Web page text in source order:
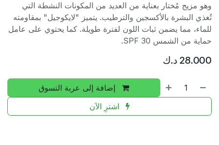
وهو مزيج مُختار بعناية من العديد من المكونات النشطة التي
تُغذي البشرة بالأكسجين والترطيب. يتميز "لايكوجيل" بمقاومته
للماء، مما يضمن ثبات اللون لفترة طويلة. كما يحتوي على عامل
حماية من الشمس SPF 30.
28.000 د.ك
إضافة إلى عربة التسوق
اشترِ الآن